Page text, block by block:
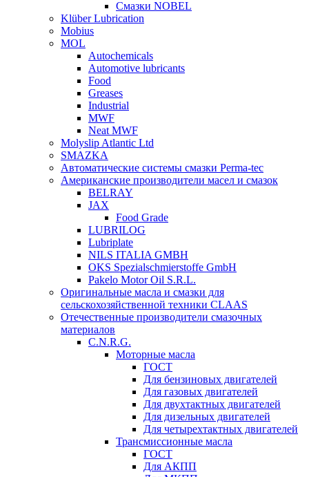
Смазки NOBEL
Klüber Lubrication
Mobius
MOL
Autochemicals
Automotive lubricants
Food
Greases
Industrial
MWF
Neat MWF
Molyslip Atlantic Ltd
SMAZKA
Автоматические системы смазки Perma-tec
Американские производители масел и смазок
BELRAY
JAX
Food Grade
LUBRILOG
Lubriplate
NILS ITALIA GMBH
OKS Spezialschmierstoffe GmbH
Pakelo Motor Oil S.R.L.
Оригинальные масла и смазки для
сельскохозяйственной техники CLAAS
Отечественные производители смазочных
материалов
C.N.R.G.
Моторные масла
ГОСТ
Для бензиновых двигателей
Для газовых двигателей
Для двухтактных двигателей
Для дизельных двигателей
Для четырехтактных двигателей
Трансмиссионные масла
ГОСТ
Для АКПП